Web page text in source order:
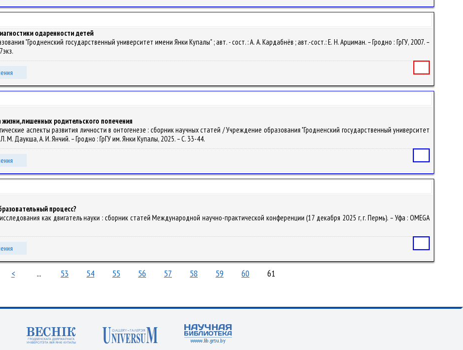
одаренности детей
"Гродненский государственный университет имени Янки Купалы" ; авт. - сост. : А. А. Кардабнёв ; авт.-сост.: Е. Н. Арциман. – Гродно : ГрГУ, 2007. –
лишенных родительского попечения
аспекты развития личности в онтогенезе : сборник научных статей / Учреждение образования "Гродненский государственный университет
М. Даукша, А. И. Янчий. – Гродно : ГрГУ им. Янки Купалы, 2025. – С. 33-44.
процесс?
как двигатель науки : сборник статей Международной научно-практической конференции (17 декабря 2025 г, г. Пермь). – Уфа : OMEGA
< ... 53 54 55 56 57 58 59 60 61